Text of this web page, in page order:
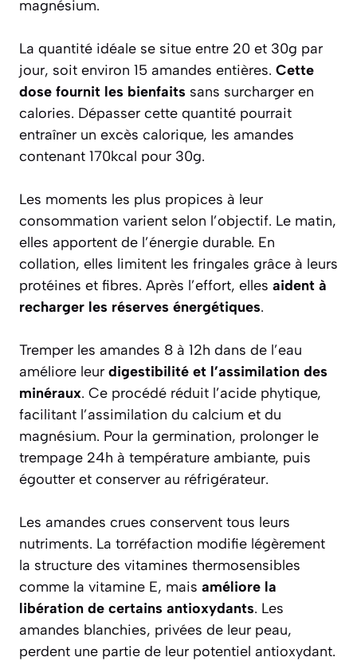
magnésium.
La quantité idéale se situe entre 20 et 30g par
jour, soit environ 15 amandes entières. Cette
dose fournit les bienfaits sans surcharger en
calories. Dépasser cette quantité pourrait
entraîner un excès calorique, les amandes
contenant 170kcal pour 30g.
Les moments les plus propices à leur
consommation varient selon l’objectif. Le matin,
elles apportent de l’énergie durable. En
collation, elles limitent les fringales grâce à leurs
protéines et fibres. Après l’effort, elles aident à
recharger les réserves énergétiques.
Tremper les amandes 8 à 12h dans de l’eau
améliore leur digestibilité et l’assimilation des
minéraux. Ce procédé réduit l’acide phytique,
facilitant l’assimilation du calcium et du
magnésium. Pour la germination, prolonger le
trempage 24h à température ambiante, puis
égoutter et conserver au réfrigérateur.
Les amandes crues conservent tous leurs
nutriments. La torréfaction modifie légèrement
la structure des vitamines thermosensibles
comme la vitamine E, mais améliore la
libération de certains antioxydants. Les
amandes blanchies, privées de leur peau,
perdent une partie de leur potentiel antioxydant.